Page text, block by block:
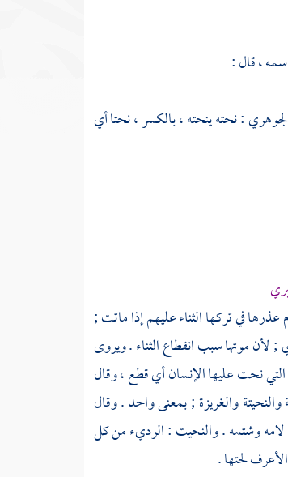
، قال :
: نحته ينحته ، بالكسر ، نحتا أي
في تركها الثناء عليهم إذا ماتت ;
لأن موتها سبب انقطاع الثناء . ويروى
نحت عليها الإنسان أي قطع ، وقال
والغريزة ; بمعنى واحد . وقال
لامه وشتمه . والنحيت : الرديء من كل
لحتها .